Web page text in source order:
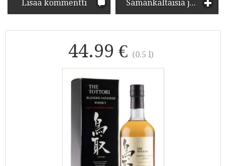
Lisää kommentti Samankaltaisia juomia
44.99 € (0.5 l)